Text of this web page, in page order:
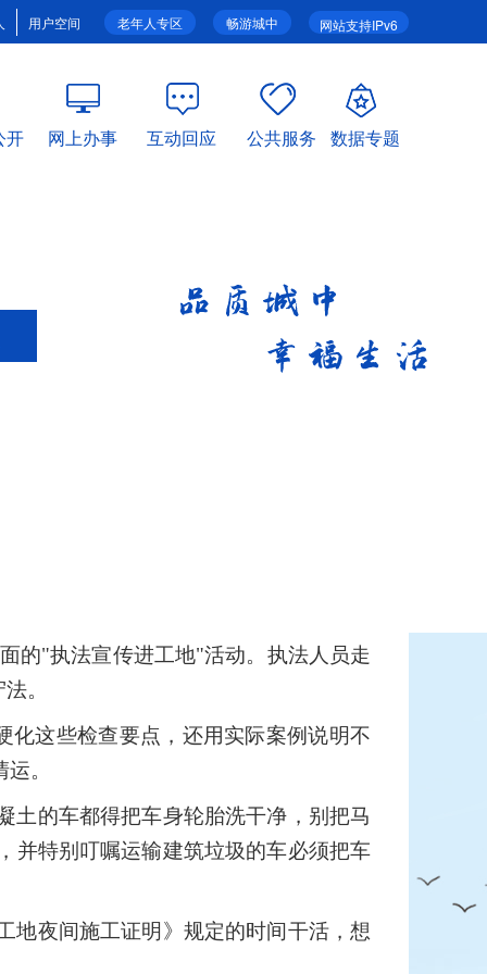
网站支持IPv6
畅游城中
老年人专区
用户空间
开 网上办事 互动回应 公共服务 数据专题
的"执法宣传进工地"活动。执法人员走
。
化这些检查要点，还用实际案例说明不
。
土的车都得把车身轮胎洗干净，别把马
并特别叮嘱运输建筑垃圾的车必须把车
地夜间施工证明》规定的时间干活，想